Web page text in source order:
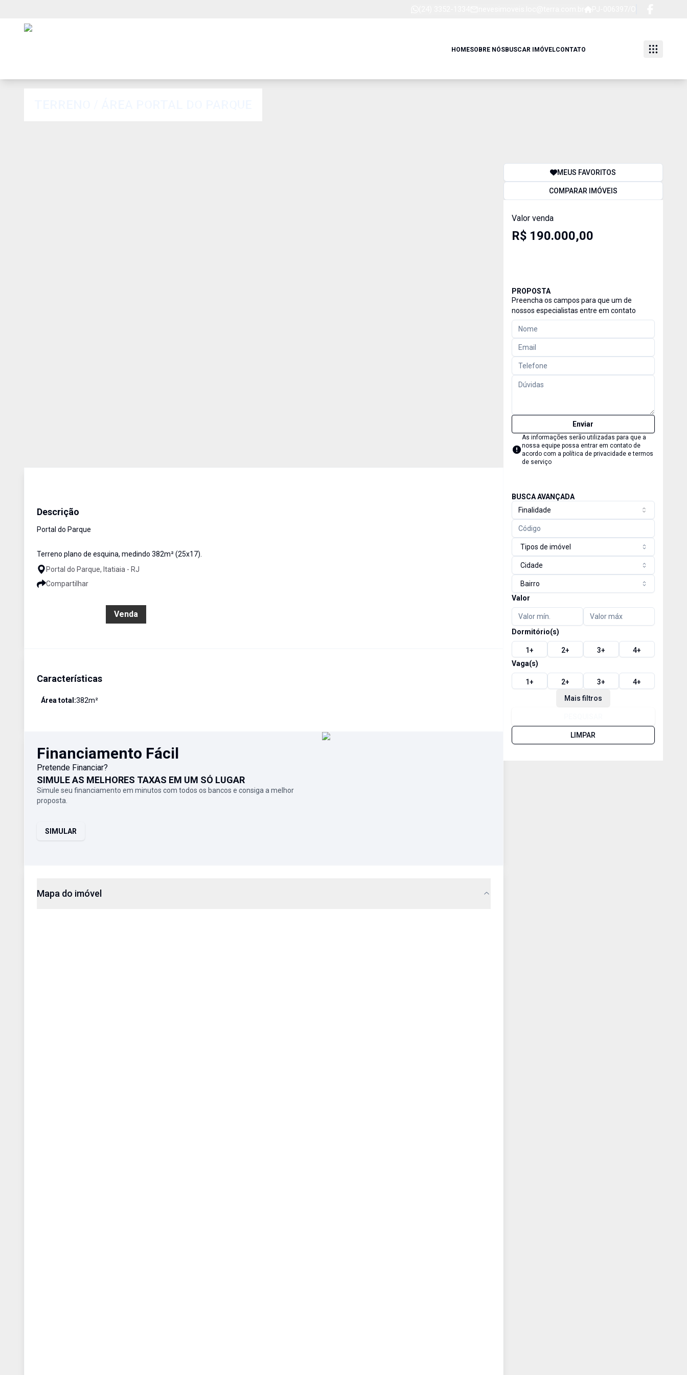
HOMESOBRE NÓSBUSCAR IMÓVELCONTATO
Descrição
Portal do Parque
Terreno plano de esquina, medindo 382m² (25x17).
Portal do Parque, Itatiaia - RJ
Compartilhar
Venda
Características
Área total:382m²
Financiamento Fácil
Pretende Financiar?
SIMULE AS MELHORES TAXAS EM UM SÓ LUGAR
Simule seu financiamento em minutos com todos os bancos e consiga a melhor
proposta.
SIMULAR
Mapa do imóvel
MEUS FAVORITOS
COMPARAR IMÓVEIS
Valor venda
R$ 190.000,00
PROPOSTA
Preencha os campos para que um de
nossos especialistas entre em contato
Enviar
As informações serão utilizadas para que a
nossa equipe possa entrar em contato de
acordo com a política de privacidade e termos
de serviço
BUSCA AVANÇADA
Finalidade
Tipos de imóvel
Cidade
Bairro
Valor
Dormitório(s)
1+ 2+ 3+ 4+
Vaga(s)
1+ 2+ 3+ 4+
Mais filtros
LIMPAR